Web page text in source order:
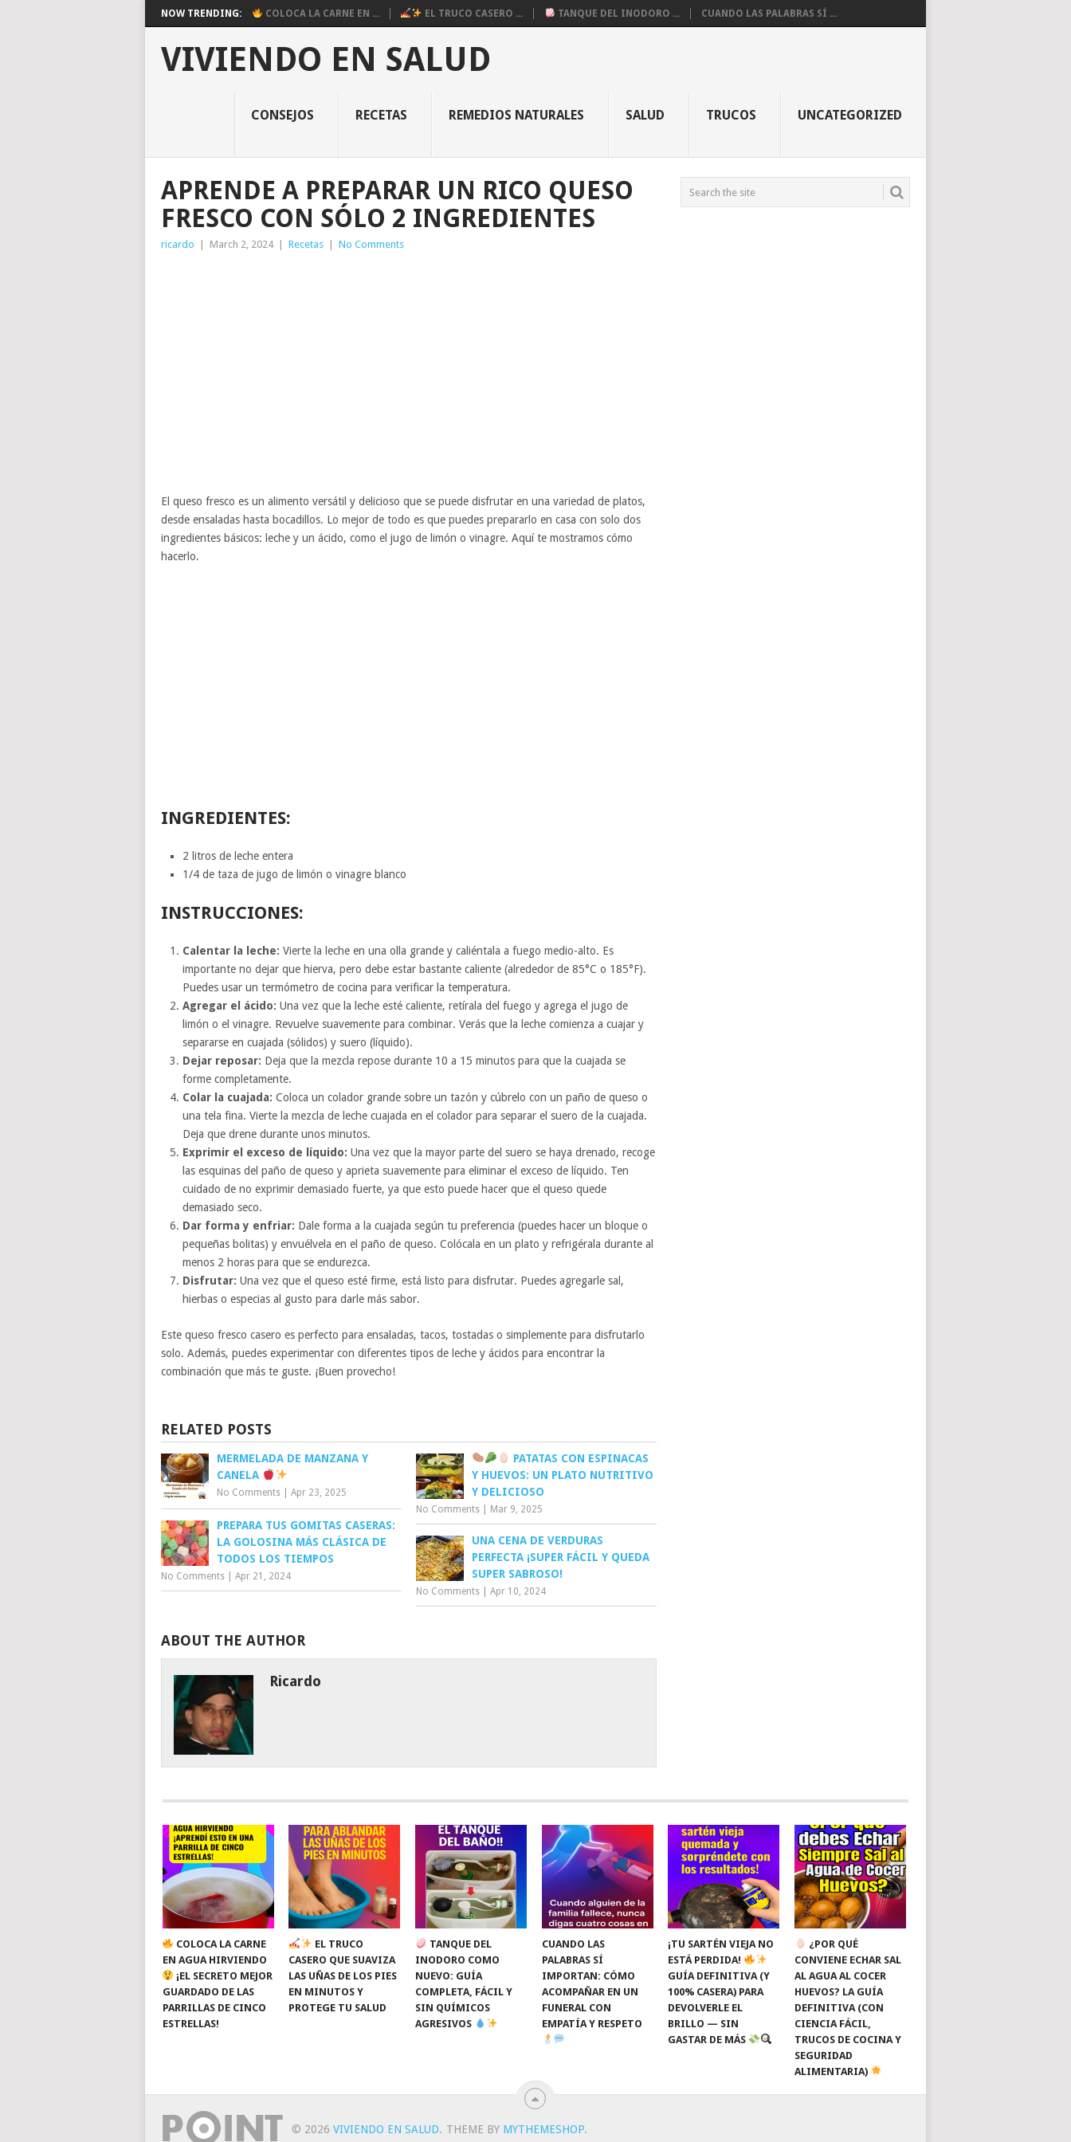
NOW TRENDING: COLOCA LA CARNE EN ... EL TRUCO CASERO ... TANQUE DEL INODORO ... CUANDO LAS PALABRAS SÍ ...
VIVIENDO EN SALUD
CONSEJOS RECETAS REMEDIOS NATURALES SALUD TRUCOS UNCATEGORIZED
APRENDE A PREPARAR UN RICO QUESO
FRESCO CON SÓLO 2 INGREDIENTES
ricardo March 2, 2024 Recetas No Comments
El queso fresco es un alimento versátil y delicioso que se puede disfrutar en una variedad de platos,
desde ensaladas hasta bocadillos. Lo mejor de todo es que puedes prepararlo en casa con solo dos
ingredientes básicos: leche y un ácido, como el jugo de limón o vinagre. Aquí te mostramos cómo
hacerlo.
INGREDIENTES:
2 litros de leche entera
1/4 de taza de jugo de limón o vinagre blanco
INSTRUCCIONES:
Calentar la leche: Vierte la leche en una olla grande y caliéntala a fuego medio-alto. Es
importante no dejar que hierva, pero debe estar bastante caliente (alrededor de 85°C o 185°F).
Puedes usar un termómetro de cocina para verificar la temperatura.
Agregar el ácido: Una vez que la leche esté caliente, retírala del fuego y agrega el jugo de
limón o el vinagre. Revuelve suavemente para combinar. Verás que la leche comienza a cuajar y
separarse en cuajada (sólidos) y suero (líquido).
Dejar reposar: Deja que la mezcla repose durante 10 a 15 minutos para que la cuajada se
forme completamente.
Colar la cuajada: Coloca un colador grande sobre un tazón y cúbrelo con un paño de queso o
una tela fina. Vierte la mezcla de leche cuajada en el colador para separar el suero de la cuajada.
Deja que drene durante unos minutos.
Exprimir el exceso de líquido: Una vez que la mayor parte del suero se haya drenado, recoge
las esquinas del paño de queso y aprieta suavemente para eliminar el exceso de líquido. Ten
cuidado de no exprimir demasiado fuerte, ya que esto puede hacer que el queso quede
demasiado seco.
Dar forma y enfriar: Dale forma a la cuajada según tu preferencia (puedes hacer un bloque o
pequeñas bolitas) y envuélvela en el paño de queso. Colócala en un plato y refrigérala durante al
menos 2 horas para que se endurezca.
Disfrutar: Una vez que el queso esté firme, está listo para disfrutar. Puedes agregarle sal,
hierbas o especias al gusto para darle más sabor.
Este queso fresco casero es perfecto para ensaladas, tacos, tostadas o simplemente para disfrutarlo
solo. Además, puedes experimentar con diferentes tipos de leche y ácidos para encontrar la
combinación que más te guste. ¡Buen provecho!
RELATED POSTS
MERMELADA DE MANZANA Y
CANELA
No Comments Apr 23, 2025
PATATAS CON ESPINACAS
Y HUEVOS: UN PLATO NUTRITIVO
Y DELICIOSO
No Comments Mar 9, 2025
PREPARA TUS GOMITAS CASERAS:
LA GOLOSINA MÁS CLÁSICA DE
TODOS LOS TIEMPOS
No Comments Apr 21, 2024
UNA CENA DE VERDURAS
PERFECTA ¡SUPER FÁCIL Y QUEDA
SUPER SABROSO!
No Comments |Apr 10, 2024
ABOUT THE AUTHOR
Ricardo
COLOCA LA CARNE
EN AGUA HIRVIENDO
¡EL SECRETO MEJOR
GUARDADO DE LAS
PARRILLAS DE CINCO
ESTRELLAS!
EL TRUCO
CASERO QUE SUAVIZA
LAS UÑAS DE LOS PIES
EN MINUTOS Y
PROTEGE TU SALUD
TANQUE DEL
INODORO COMO
NUEVO: GUÍA
COMPLETA, FÁCIL Y
SIN QUÍMICOS
AGRESIVOS
CUANDO LAS
PALABRAS SÍ
IMPORTAN: CÓMO
ACOMPAÑAR EN UN
FUNERAL CON
EMPATÍA Y RESPETO
¡TU SARTÉN VIEJA NO
ESTÁ PERDIDA!
GUÍA DEFINITIVA (Y
100% CASERA) PARA
DEVOLVERLE EL
BRILLO — SIN
GASTAR DE MÁS
¿POR QUÉ
CONVIENE ECHAR SAL
AL AGUA AL COCER
HUEVOS? LA GUÍA
DEFINITIVA (CON
CIENCIA FÁCIL,
TRUCOS DE COCINA Y
SEGURIDAD
ALIMENTARIA)
© 2026 VIVIENDO EN SALUD. THEME BY MYTHEMESHOP.